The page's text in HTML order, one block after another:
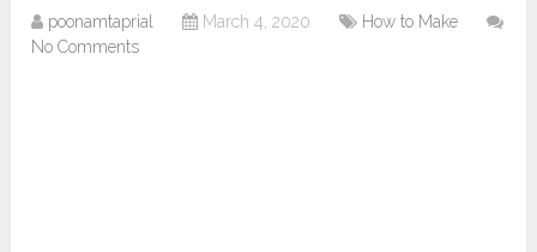
poonamtaprial March 4, 2020
How to Make
No Comments